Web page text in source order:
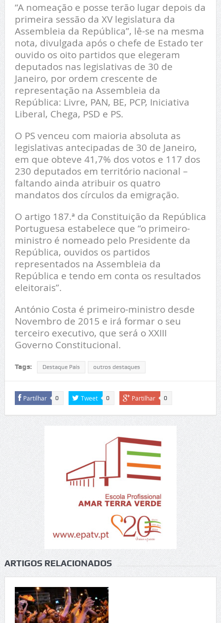
“A nomeação e posse terão lugar depois da
primeira sessão da XV legislatura da
Assembleia da República”, lê-se na mesma
nota, divulgada após o chefe de Estado ter
ouvido os oito partidos que elegeram
deputados nas legislativas de 30 de
Janeiro, por ordem crescente de
representação na Assembleia da
República: Livre, PAN, BE, PCP, Iniciativa
Liberal, Chega, PSD e PS.
O PS venceu com maioria absoluta as
legislativas antecipadas de 30 de Janeiro,
em que obteve 41,7% dos votos e 117 dos
230 deputados em território nacional –
faltando ainda atribuir os quatro
mandatos dos círculos da emigração.
O artigo 187.ª da Constituição da República
Portuguesa estabelece que “o primeiro-
ministro é nomeado pelo Presidente da
República, ouvidos os partidos
representados na Assembleia da
República e tendo em conta os resultados
eleitorais”.
António Costa é primeiro-ministro desde
Novembro de 2015 e irá formar o seu
terceiro executivo, que será o XXIII
Governo Constitucional.
Tags: Destaque País outros destaques
Partilhar 0 Tweet 0 Partilhar 0
ARTIGOS RELACIONADOS